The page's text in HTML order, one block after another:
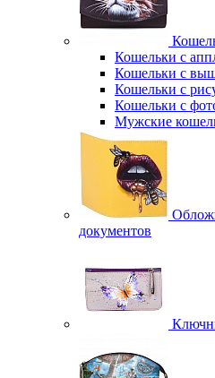
Кошельки с
Кошельки с
Кошельки с
Кошельки с
Мужские
документов